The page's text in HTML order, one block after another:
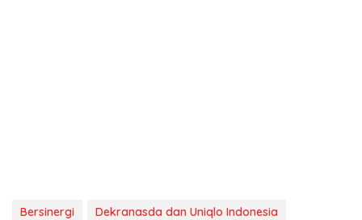
Bersinergi
Dekranasda dan Uniqlo Indonesia